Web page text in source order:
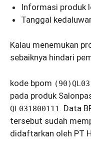
Informasi produk
Tanggal
Kalau menemukan
sebaiknya hindari
kode bpom
pada produk
QL031800111. Data
tersebut sudah
didaftarkan oleh PT